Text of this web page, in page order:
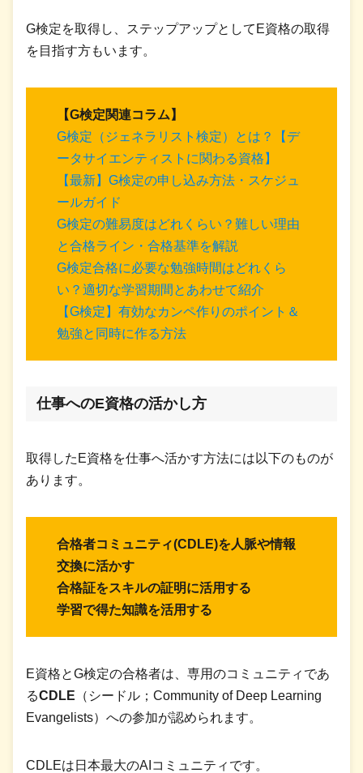
G検定を取得し、ステップアップとしてE資格の取得
を目指す方もいます。
【G検定関連コラム】
G検定（ジェネラリスト検定）とは？【デ
ータサイエンティストに関わる資格】
【最新】G検定の申し込み方法・スケジュ
ールガイド
G検定の難易度はどれくらい？難しい理由
と合格ライン・合格基準を解説
G検定合格に必要な勉強時間はどれくら
い？適切な学習期間とあわせて紹介
【G検定】有効なカンペ作りのポイント＆
勉強と同時に作る方法
仕事へのE資格の活かし方
取得したE資格を仕事へ活かす方法には以下のものが
あります。
合格者コミュニティ(CDLE)を人脈や情報
交換に活かす
合格証をスキルの証明に活用する
学習で得た知識を活用する
E資格とG検定の合格者は、専用のコミュニティであ
るCDLE （シードル；Community of Deep Learning
Evangelists）への参加が認められます。
CDLEは日本最大のAIコミュニティです。